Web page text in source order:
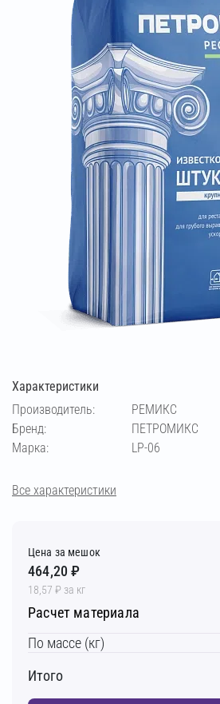
Характеристики
Производитель:
РЕМИКС
Бренд:
ПЕТРОМИКС
Марка:
LP-06
Все характеристики
Цена за мешок
464,20 ₽
18,57 ₽ за кг
Расчет материала
По массе (кг)
Итого